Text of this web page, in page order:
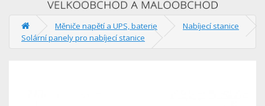
Měniče napětí a UPS, baterie
Nabíjecí stanice
Solární panely pro nabíjecí stanice